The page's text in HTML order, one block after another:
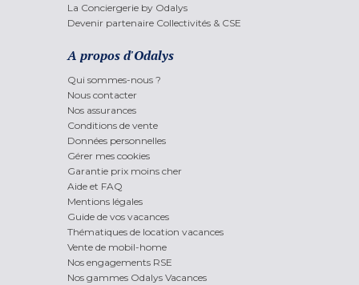
La Conciergerie by Odalys
Devenir partenaire Collectivités & CSE
A propos d'Odalys
Qui sommes-nous ?
Nous contacter
Nos assurances
Conditions de vente
Données personnelles
Gérer mes cookies
Garantie prix moins cher
Aide et FAQ
Mentions légales
Guide de vos vacances
Thématiques de location vacances
Vente de mobil-home
Nos engagements RSE
Nos gammes Odalys Vacances